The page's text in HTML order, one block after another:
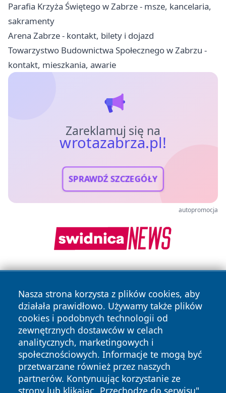
Parafia Krzyża Świętego w Zabrze - msze, kancelaria,
sakramenty
Arena Zabrze - kontakt, bilety i dojazd
Towarzystwo Budownictwa Społecznego w Zabrzu -
kontakt, mieszkania, awarie
Zareklamuj się na
wrotazabrza.pl!
SPRAWDŹ SZCZEGÓŁY
autopromocja
Nasza strona korzysta z plików cookies, aby
działała prawidłowo. Używamy także plików
cookies i podobnych technologii od
zewnętrznych dostawców w celach
analitycznych, marketingowych i
społecznościowych. Informacje te mogą być
przetwarzane również przez naszych
partnerów. Kontynuując korzystanie ze
strony lub klikając „Przechodzę do serwisu",
Copyright © 2026 wrotazabrza.pl Wszystkie prawa
zastrzeżone.
News Autorzy
Polityka
Polityka